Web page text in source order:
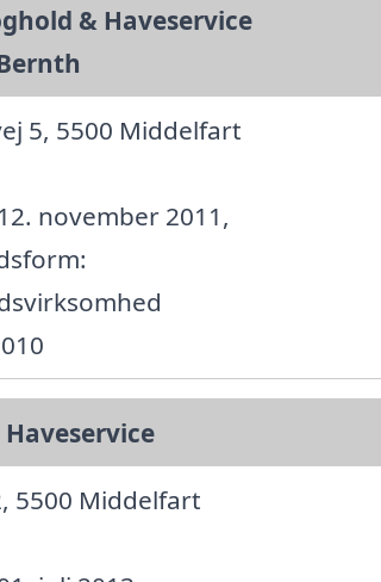
& Haveservice
5, 5500 Middelfart
november 2011,
5500 Middelfart